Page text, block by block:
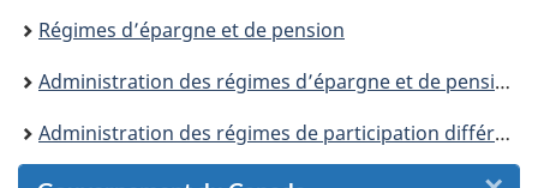
êtes
ici :
Régimes d’épargne et de pension
Administration des régimes d’épargne et de pension
Administration des régimes de participation différée aux bénéfices